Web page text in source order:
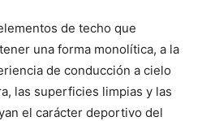
de techo que
una forma monolítica, a la
de conducción a cielo
las superficies limpias y las
el carácter deportivo del